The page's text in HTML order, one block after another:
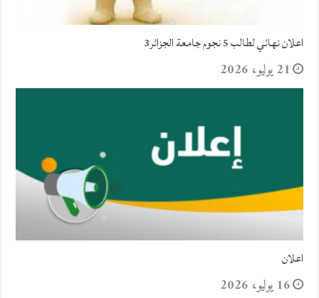
اعلان نهائي لطالب 5 نجوم جامعة الجزائر3
21 يوليو، 2026
اعلان
16 يوليو، 2026